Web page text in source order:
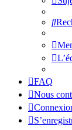
FAQ
Nous